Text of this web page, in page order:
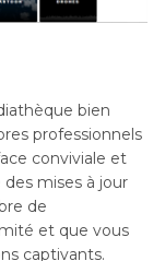
bien
professionnels
conviviale et
mises à jour
de
et que vous
captivants.